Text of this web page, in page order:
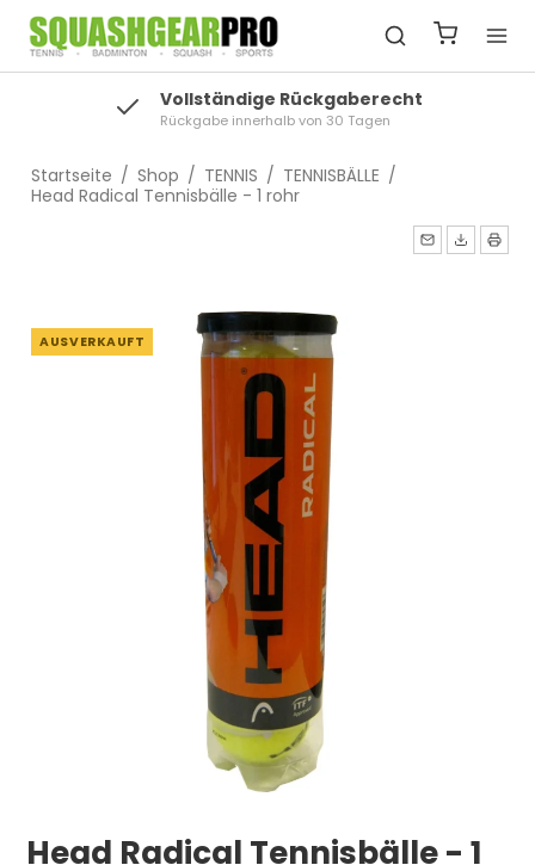
Vollständige Rückgaberecht
Rückgabe innerhalb von 30 Tagen
Startseite / Shop / TENNIS / TENNISBÄLLE /
Head Radical Tennisbälle - 1 rohr
AUSVERKAUFT
Head Radical Tennisbälle - 1